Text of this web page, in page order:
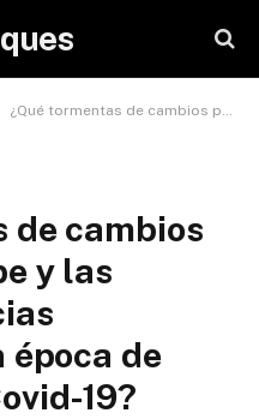
¿Qué tormentas de cambios presagia la Nube y las nuevas tendencias tecnológicas en época de pandemia del Covid-19?
de cambios
y las
época de
19?